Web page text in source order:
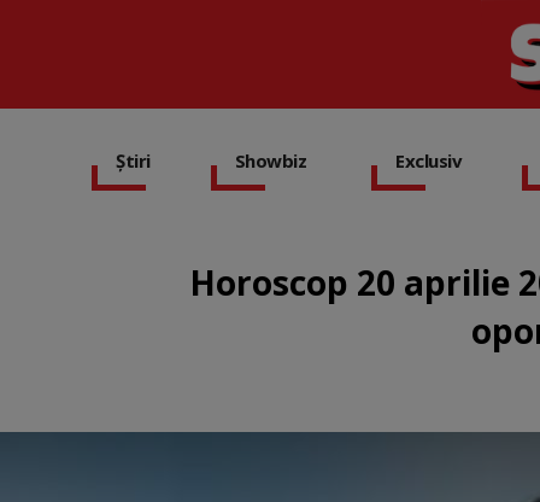
Știri Showbiz Exclusiv
Horoscop 20 aprilie